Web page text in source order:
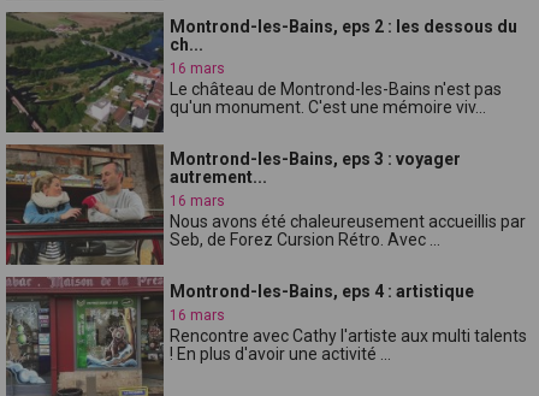
Montrond-les-Bains, eps 2 : les dessous du
ch...
16 mars
Le château de Montrond-les-Bains n'est pas
qu'un monument. C'est une mémoire viv...
Montrond-les-Bains, eps 3 : voyager
autrement...
16 mars
Nous avons été chaleureusement accueillis par
Seb, de Forez Cursion Rétro. Avec ...
Montrond-les-Bains, eps 4 : artistique
16 mars
Rencontre avec Cathy l'artiste aux multi talents
! En plus d'avoir une activité ...